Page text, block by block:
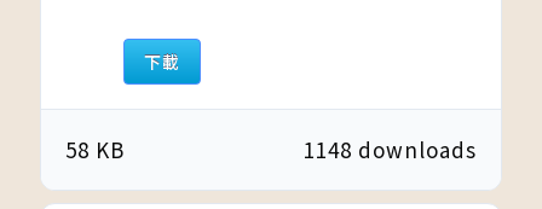
下載
1148 downloads
58 KB